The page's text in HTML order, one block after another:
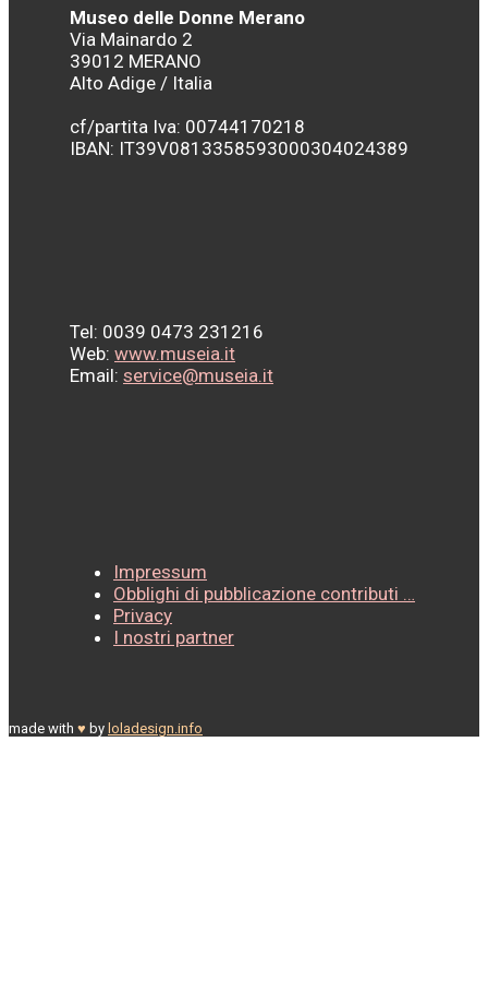
Museo delle Donne Merano
Via Mainardo 2
39012 MERANO
Alto Adige / Italia
cf/partita Iva: 00744170218
IBAN: IT39V0813358593000304024389
Tel: 0039 0473 231216
Web: www.museia.it
Email: service@museia.it
Impressum
Obblighi di pubblicazione contributi …
Privacy
I nostri partner
made with ♥ by loladesign.info